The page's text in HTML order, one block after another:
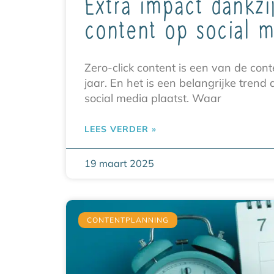
Extra impact
content op social
Zero-click content is een van de
jaar. En het is een belangrijke trend
social media plaatst. Waar
LEES VERDER »
19 maart 2025
CONTENTPLANNING